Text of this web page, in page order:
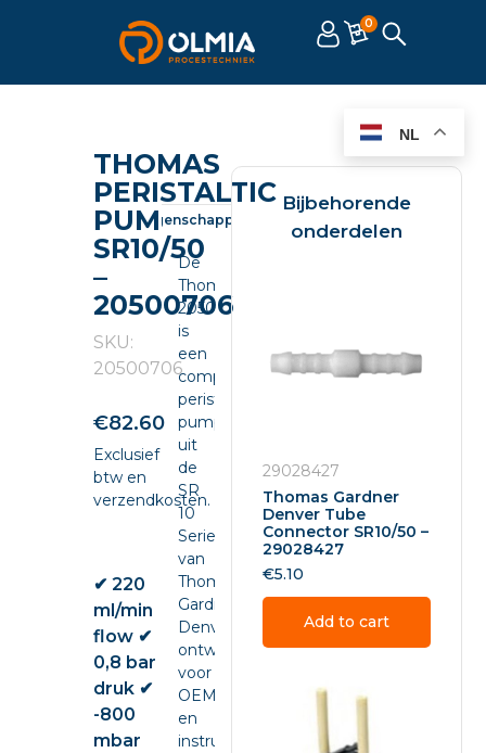
0
THOMAS
PERISTALTIC
PUMP
SR10/50
–
20500706
SKU:
20500706
€82.60
Exclusief
btw en
verzendkosten.
✔ 220
ml/min
flow ✔
0,8 bar
druk ✔
-800
mbar
Omschrijving Eigenschappen
De
Thomas
20500706
is
een
compacte
peristaltic
pump
uit
de
SR
10
Series
van
Thomas
Gardner
Denver,
ontwikkeld
voor
OEM-
en
instrumentintegratie.
Bijbehorende
onderdelen
29028427
Thomas Gardner
Denver Tube
Connector SR10/50 –
29028427
€5.10
Add to cart
NL